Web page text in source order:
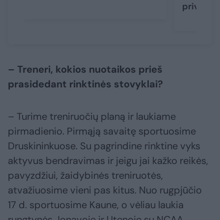
– Treneri, kokios nuotaikos prieš
prasidedant rinktinės stovyklai?
– Turime treniruočių planą ir laukiame
pirmadienio. Pirmąją savaitę sportuosime
Druskininkuose. Su pagrindine rinktine vyks
aktyvus bendravimas ir jeigu jai kažko reikės,
pavyzdžiui, žaidybinės treniruotės,
atvažiuosime vieni pas kitus. Nuo rugpjūčio
17 d. sportuosime Kaune, o vėliau laukia